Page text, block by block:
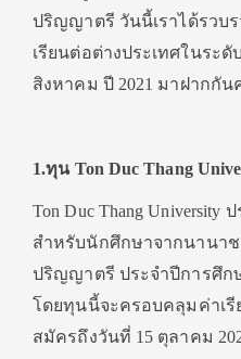
ปริญญาตรี วันนี้เราได้รวบ
เรียนต่อต่างประเทศในระ
สิงหาคม ปี 2021 มาฝากกัน
1.ทุน Ton Duc Thang
Ton Duc Thang University
สำหรับนักศึกษาจากนานา
ปริญญาตรี ประจำปีการศึกษ
โดยทุนนี้จะครอบคลุมค่าเรี
สมัครถึงวันที่ 15 ตุลาคม